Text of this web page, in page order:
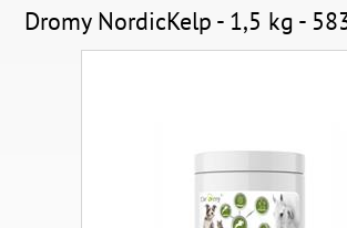
Dromy NordicKelp - 1,5 kg -